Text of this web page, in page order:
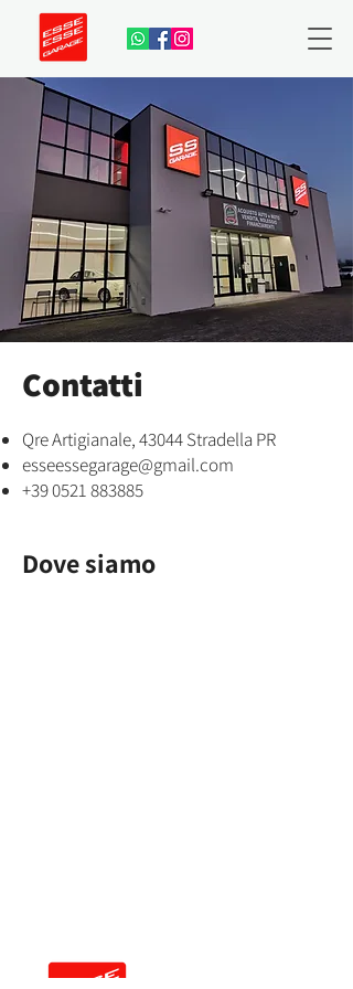
Contatti
Qre Artigianale, 43044 Stradella PR
esseessegarage@gmail.com
+39 0521 883885
Dove siamo